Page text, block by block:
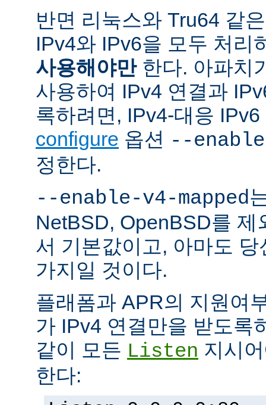
반면 리눅스와 Tru64 같
IPv4와 IPv6을 모두 처리
사용해야만한다. 아파치
사용하여 IPv4 연결과
록하려면, IPv4-대응
configure 옵션 --
정한다.
--enable-v4-mapped
NetBSD, OpenBSD를 제
서 기본값이고, 아마도
가지일 것이다.
플래폼과 APR의 지원여
가 IPv4 연결만을 받도록
같이 모든 Listen 지시
한다: